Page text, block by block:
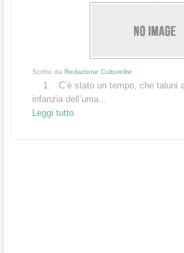
Scritto da Redazione Culturelite
1. C’è stato un tempo, che taluni
infanzia dell’uma...
Leggi tutto